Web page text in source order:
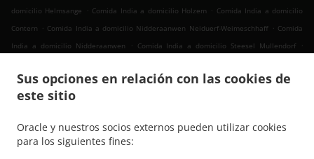
Sus opciones en relación con las cookies de
este sitio
Oracle y nuestros socios externos pueden utilizar cookies
para los siguientes fines:
domicilio Helmsange
. Comida India a domicilio Holzem . Comida India a domicilio
Contern . Comida India a domicilio Nidderaanwen Neiduerf-Weimeschhaff . Comida
India a domicilio Nidderaanwen
. Comida India a domicilio Steesel Mullendorf
.
domicilio Bettembourg Abweiler
. Comida India a domicilio Bettembourg
Comida
India a domicilio Mondercange Pontpierre
Comida India a domicilio Mullendorf . Comida India a domicilio Heisdorf . Comida